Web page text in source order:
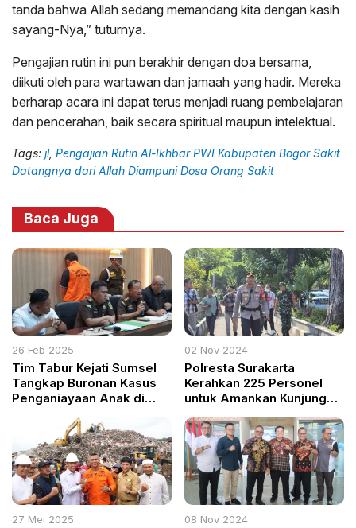
tanda bahwa Allah sedang memandang kita dengan kasih
sayang-Nya,” tuturnya.
Pengajian rutin ini pun berakhir dengan doa bersama,
diikuti oleh para wartawan dan jamaah yang hadir. Mereka
berharap acara ini dapat terus menjadi ruang pembelajaran
dan pencerahan, baik secara spiritual maupun intelektual.
Tags: jl, Pengajian Rutin Al-Ikhbar PWI Kabupaten Bogor Sakit
Datangnya dari Allah Diampuni Dosa Orang Sakit
Baca Juga
26 Feb 2025
Tim Tabur Kejati Sumsel
Tangkap Buronan Kasus
Penganiayaan Anak di
02 Nov 2024
Polresta Surakarta
Kerahkan 225 Personel
untuk Amankan Kunjungan
Rakabuming Raka di Solo
27 Mei 2025 08 Nov 2024